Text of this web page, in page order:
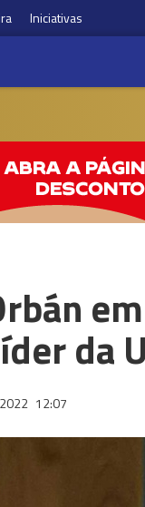
Iniciativas
da
12:07